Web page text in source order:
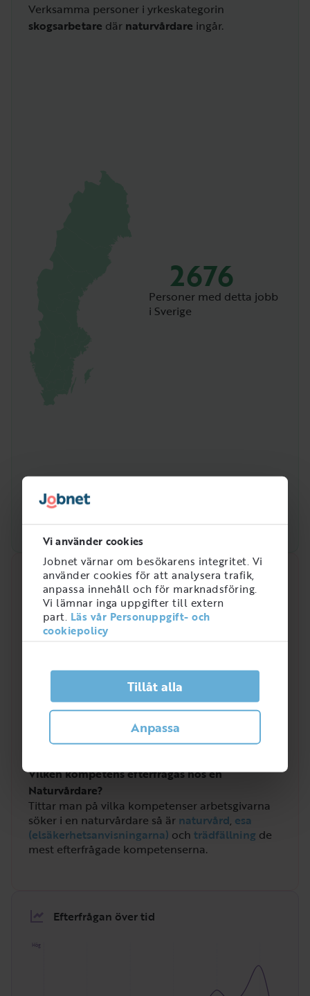
Vi använder cookies
Jobnet värnar om besökarens integritet. Vi
använder cookies för att analysera trafik,
anpassa innehåll och för marknadsföring.
Vi lämnar inga uppgifter till extern
part. Läs vår Personuppgift- och
cookiepolicy
Tillåt alla
Anpassa
Verksamma personer i yrkeskategorin
skogsarbetare där naturvårdare ingår.
2676
Personer med detta jobb
i Sverige
Snabbanalys
Efterfrågan på arbetsmarknaden just nu
Hur efterfrågad är rollen som Naturvårdare?
Naturvårdare är en yrkesroll som efterfrågats allt
mer de senaste åren. I Sverige jobbar totalt
personer inom yrkeskategorin skogsarbetare där
Vilken kompetens efterfrågas hos en
Naturvårdare?
Tittar man på vilka kompetenser arbetsgivarna
söker i en naturvårdare så är naturvård, esa
(elsäkerhetsanvisningarna) och trädfällning de
mest efterfrågade kompetenserna.
Efterfrågan över tid
Hög